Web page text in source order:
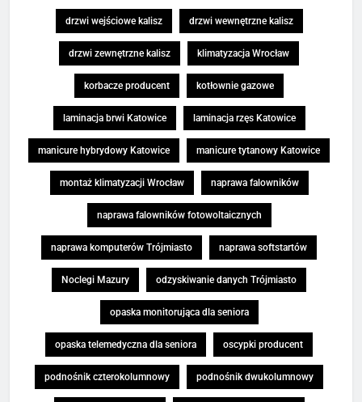
drzwi wejściowe kalisz drzwi wewnętrzne kalisz
drzwi zewnętrzne kalisz klimatyzacja Wrocław
korbacze producent kotłownie gazowe
laminacja brwi Katowice laminacja rzęs Katowice
manicure hybrydowy Katowice manicure tytanowy Katowice
montaż klimatyzacji Wrocław naprawa falowników
naprawa falowników fotowoltaicznych
naprawa komputerów Trójmiasto naprawa softstartów
Noclegi Mazury odzyskiwanie danych Trójmiasto
opaska monitorująca dla seniora
opaska telemedyczna dla seniora oscypki producent
podnośnik czterokolumnowy podnośnik dwukolumnowy